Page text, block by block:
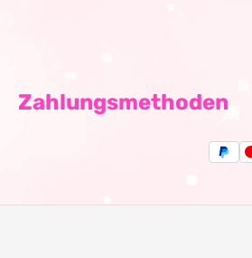
Zahlungsmethoden